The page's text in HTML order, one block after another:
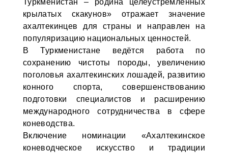
Туркменистан – родина целеустремлённых
крылатых скакунов» отражает значение
ахалтекинцев для страны и направлен на
популяризацию национальных ценностей.
В Туркменистане ведётся работа по
сохранению чистоты породы, увеличению
поголовья ахалтекинских лошадей, развитию
конного спорта, совершенствованию
подготовки специалистов и расширению
международного сотрудничества в сфере
коневодства.
Включение номинации «Ахалтекинское
коневодческое искусство и традиции